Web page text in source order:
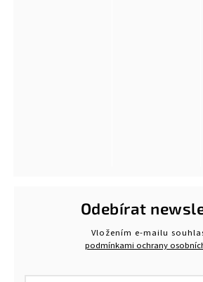
Odebírat
Vložením e-mailu
podmínkami ochrany